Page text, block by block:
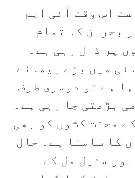
اس وقت آئی ایم
بحران کا تمام
پر ڈال رہی ہے۔
میں بڑے پیمانے
ہے تو دوسری طرف
بڑھتی جا رہی ہے۔
محنت کشوں کو بھی
کا سامنا ہے۔ حال
سٹیل مل کے